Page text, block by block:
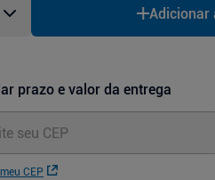
Adicionar
prazo e valor da entrega
CEP